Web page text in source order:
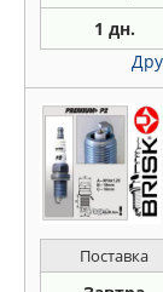
1 дн.
Поставка